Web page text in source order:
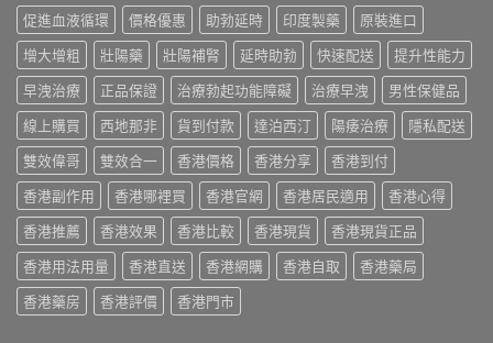
指
南〉
中
作
用
與
香
港
購
買
指
南〉
中
略：
印
度
版
Viagra
售
價
比
較、
正
貨
分
辨
與
購
買
指
版
價
格
2026：
香
港
哪
裡
買
最
划
算？
POXET-
60
與
原
廠
促進血液循環 價格優惠 助勃延時 印度製藥
原裝進口
增大增粗
壯陽藥 壯陽補腎 延時助勃 快速配送
提升性能力
早洩治療
正品保證 治療勃起功能障礙 治療早洩
男性保健品
線上購買
西地那非 貨到付款 達泊西汀 陽痿治療
隱私配送
雙效偉哥
雙效合一 香港價格 香港分享
香港到付
香港副作用
香港哪裡買 香港官網 香港居民適用
香港心得
香港推薦
香港效果 香港比較 香港現貨
香港現貨正品
香港用法用量
香港直送 香港網購 香港自取
香港藥局
香港藥房
香港評價 香港門市